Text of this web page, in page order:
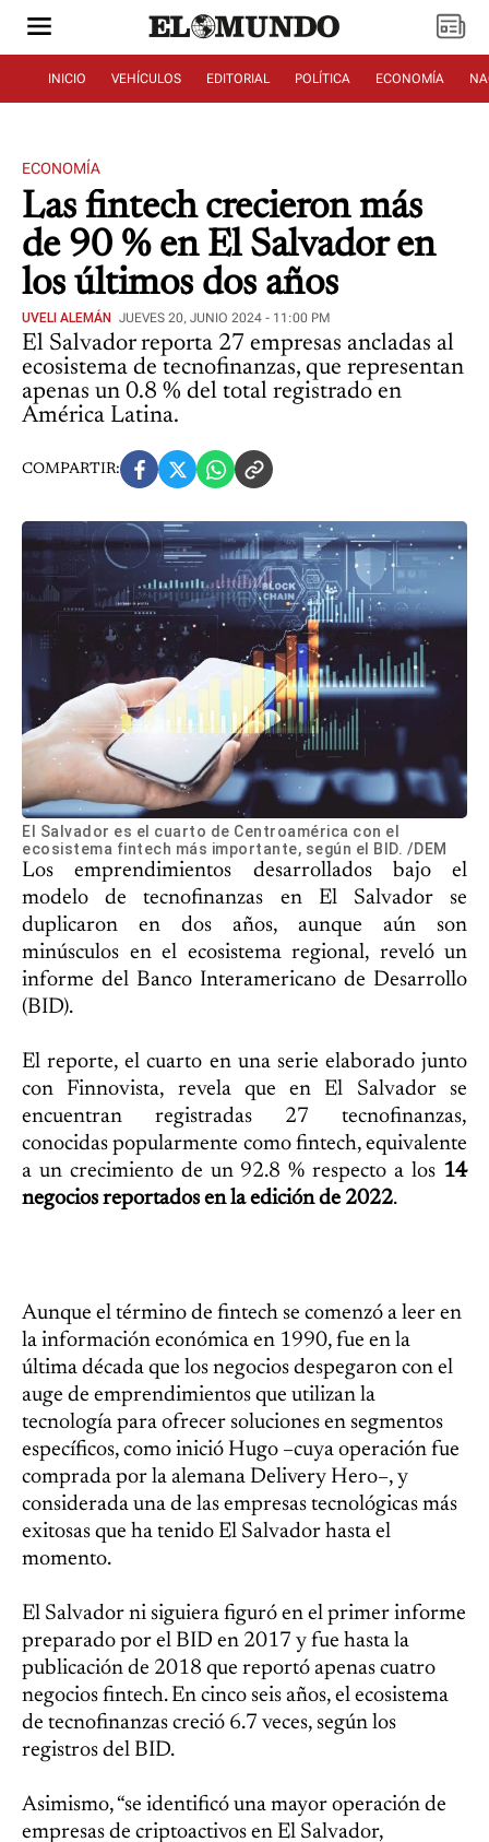
INICIO VEHÍCULOS EDITORIAL POLÍTICA ECONOMÍA
ECONOMÍA
Las fintech crecieron más
de 90 % en El Salvador en
los últimos dos años
UVELI ALEMÁN JUEVES 20, JUNIO 2024 - 11:00 PM
El Salvador reporta 27 empresas ancladas al
ecosistema de tecnofinanzas, que representan
apenas un 0.8 % del total registrado en
América Latina.
COMPARTIR:
El Salvador es el cuarto de Centroamérica con el
ecosistema fintech más importante, según el BID. /DEM
Los emprendimientos desarrollados bajo el
modelo de tecnofinanzas en El Salvador se
duplicaron en dos años, aunque aún son
minúsculos en el ecosistema regional, reveló un
informe del Banco Interamericano de Desarrollo
(BID).
El reporte, el cuarto en una serie elaborado junto
con Finnovista, revela que en El Salvador se
encuentran registradas 27 tecnofinanzas,
conocidas popularmente como fintech, equivalente
a un crecimiento de un 92.8 % respecto a los 14
negocios reportados en la edición de 2022.
Aunque el término de fintech se comenzó a leer en
la información económica en 1990, fue en la
última década que los negocios despegaron con el
auge de emprendimientos que utilizan la
tecnología para ofrecer soluciones en segmentos
específicos, como inició Hugo –cuya operación fue
comprada por la alemana Delivery Hero–, y
considerada una de las empresas tecnológicas más
exitosas que ha tenido El Salvador hasta el
momento.
El Salvador ni siguiera figuró en el primer informe
preparado por el BID en 2017 y fue hasta la
publicación de 2018 que reportó apenas cuatro
negocios fintech. En cinco seis años, el ecosistema
de tecnofinanzas creció 6.7 veces, según los
registros del BID.
Asimismo, “se identificó una mayor operación de
empresas de criptoactivos en El Salvador,